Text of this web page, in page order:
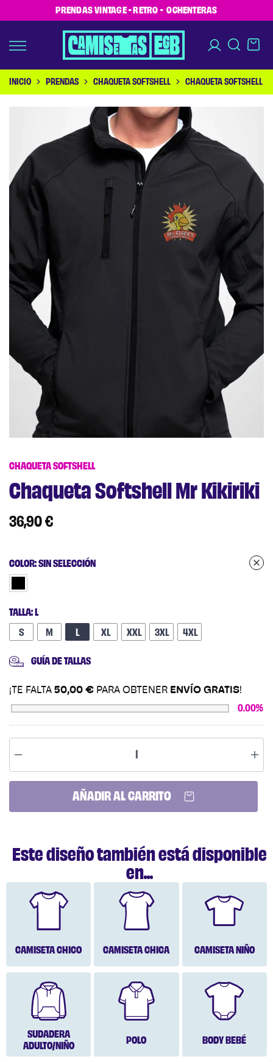
PRENDAS VINTAGE - RETRO - OCHENTERAS
INICIO PRENDAS CHAQUETA SOFTSHELL CHAQUETA SOFTSHELL
CHAQUETA SOFTSHELL
Chaqueta Softshell Mr Kikiriki
36,90 €
COLOR: SIN SELECCIÓN
TALLA: L
S M L XL XXL +1,00 €3XL +1,00 €4XL +1,00 €
GUÍA DE TALLAS
¡TE FALTA 50,00 € PARA OBTENER ENVÍO GRATIS!
0.00%
AÑADIR AL CARRITO
Este diseño también está disponible
en...
CAMISETA CHICO CAMISETA CHICA CAMISETA NIÑO
SUDADERA
ADULTO/NIÑO
POLO BODY BEBÉ